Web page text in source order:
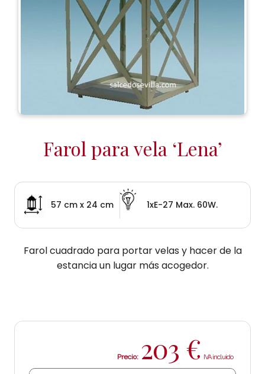
Farol para vela ‘Lena’
57 cm x 24 cm 1xE-27 Max. 60W.
Farol cuadrado para portar velas y hacer de la
estancia un lugar más acogedor.
Precio: 203 €